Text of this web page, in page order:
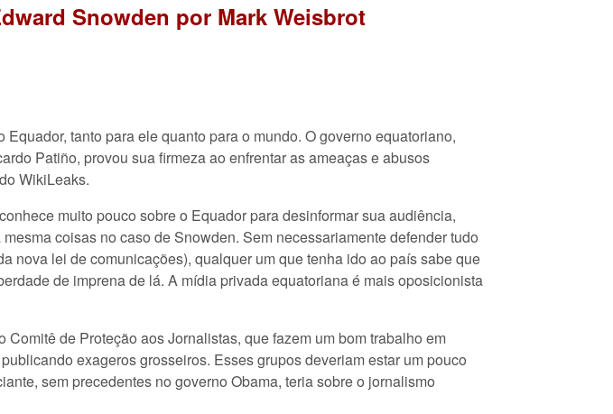
Snowden por Mark Weisbrot
tanto para ele quanto para o mundo. O governo equatoriano,
Patiño, provou sua firmeza ao enfrentar as ameaças e abusos
WikiLeaks.
muito pouco sobre o Equador para desinformar sua audiência,
coisas no caso de Snowden. Sem necessariamente defender tudo
nova lei de comunicações), qualquer um que tenha ido ao país sabe que
de imprena de lá. A mídia privada equatoriana é mais oposicionista
de Proteção aos Jornalistas, que fazem um bom trabalho em
exageros grosseiros. Esses grupos deveriam estar um pouco
sem precedentes no governo Obama, teria sobre o jornalismo